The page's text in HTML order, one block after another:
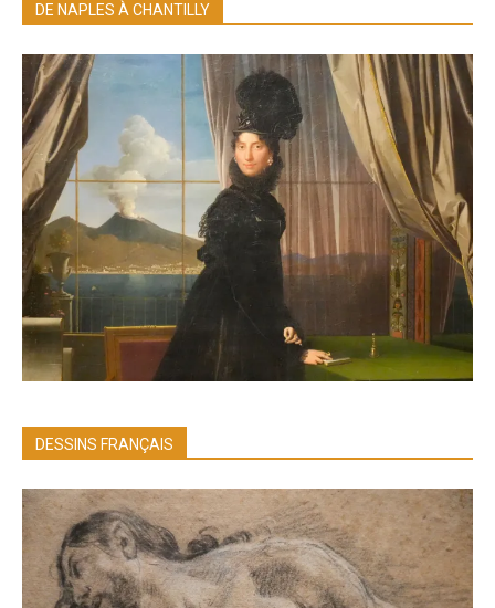
DE NAPLES À CHANTILLY
DESSINS FRANÇAIS